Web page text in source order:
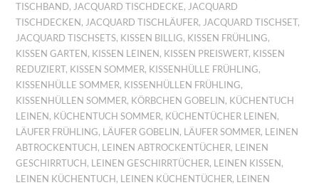
TISCHBAND, JACQUARD TISCHDECKE, JACQUARD
TISCHDECKEN , JACQUARD TISCHLÄUFER, JACQUARD TISCHSET,
JACQUARD TISCHSETS, KISSEN BILLIG, KISSEN FRÜHLING,
KISSEN GARTEN , KISSEN LEINEN , KISSEN PREISWERT, KISSEN
REDUZIERT, KISSEN SOMMER, KISSENHÜLLE FRÜHLING,
KISSENHÜLLE SOMMER, KISSENHÜLLEN FRÜHLING,
KISSENHÜLLEN SOMMER, KÖRBCHEN GOBELIN , KÜCHENTUCH
LEINEN , KÜCHENTUCH SOMMER, KÜCHENTÜCHER LEINEN ,
LÄUFER FRÜHLING, LÄUFER GOBELIN , LÄUFER SOMMER,
LEINEN
ABTROCKENTUCH , LEINEN ABTROCKENTÜCHER,
LEINEN
GESCHIRRTUCH , LEINEN GESCHIRRTÜCHER, LEINEN KISSEN ,
LEINEN KÜCHENTUCH , LEINEN KÜCHENTÜCHER,
LEINEN